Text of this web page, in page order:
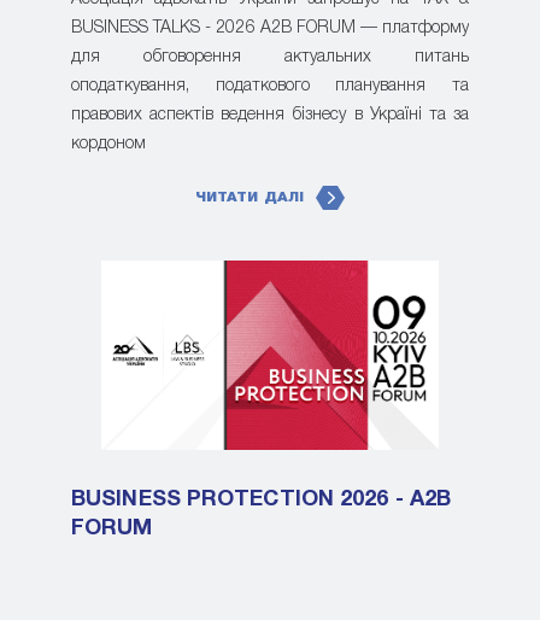
BUSINESS TALKS - 2026 A2B FORUM — платформу
для обговорення актуальних питань
оподаткування, податкового планування та
правових аспектів ведення бізнесу в Україні та за
кордоном
ЧИТАТИ ДАЛІ
BUSINESS PROTECTION 2026 - A2B
FORUM